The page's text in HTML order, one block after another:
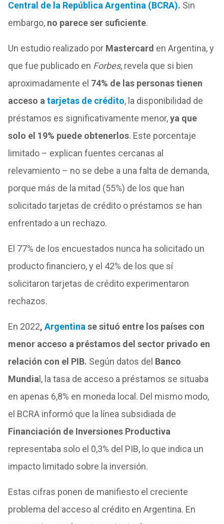
Central de la República Argentina (BCRA). Sin
embargo,no parece ser suficiente.
Un estudio realizado por Mastercard en Argentina, y
que fue publicado en Forbes, revela que si bien
aproximadamente el 74% de las personas tienen
acceso a tarjetas de crédito, la disponibilidad de
préstamos es significativamente menor,ya que
solo el 19% puede obtenerlos. Este porcentaje
limitado – explican fuentes cercanas al
relevamiento – no se debe a una falta de demanda,
porque más de la mitad (55%) de los que han
solicitado tarjetas de crédito o préstamos se han
enfrentado a un rechazo.
El 77% de los encuestados nunca ha solicitado un
producto financiero, y el 42% de los que sí
solicitaron tarjetas de crédito experimentaron
rechazos.
En 2022, Argentina se situó entre los países con
menor acceso a préstamos del sector privado en
relación con el PIB. Según datos del Banco
Mundia l, la tasa de acceso a préstamos se situaba
en apenas 6,8% en moneda local. Del mismo modo,
el BCRA informó que la línea subsidiada de
Financiación de Inversiones Productiva
representaba solo el 0,3% del PIB, lo que indica un
impacto limitado sobre la inversión.
Estas cifras ponen de manifiesto el creciente
problema del acceso al crédito en Argentina. En